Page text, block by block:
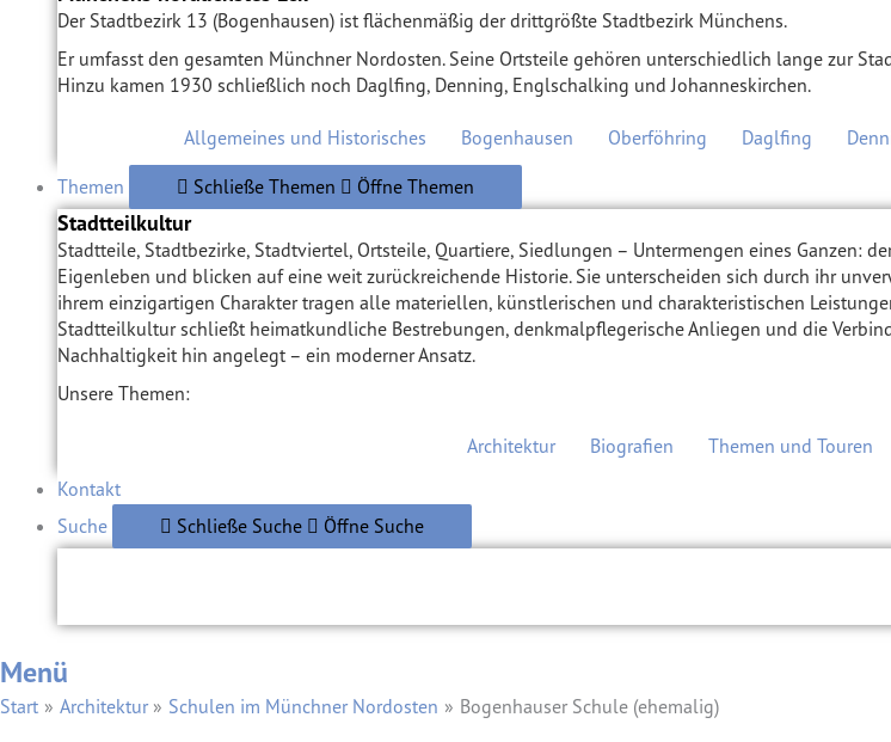
Der Stadtbezirk 13 (Bogenhausen) ist flächenmäßig der drittgrößte Stadtbezirk Münchens.
Er umfasst den gesamten Münchner Nordosten. Seine Ortsteile gehören unterschiedlich lange zur
Hinzu kamen 1930 schließlich noch Daglfing, Denning, Englschalking und Johanneskirchen.
Allgemeines und Historisches Bogenhausen Oberföhring Daglfing
Themen Schließe Themen Öffne Themen
Stadtteilkultur
Stadtteile, Stadtbezirke, Stadtviertel, Ortsteile, Quartiere, Siedlungen – Untermengen eines Ganzen:
Eigenleben und blicken auf eine weit zurückreichende Historie. Sie unterscheiden sich durch ihr
ihrem einzigartigen Charakter tragen alle materiellen, künstlerischen und charakteristischen
Stadtteilkultur schließt heimatkundliche Bestrebungen, denkmalpflegerische Anliegen und die
Nachhaltigkeit hin angelegt – ein moderner Ansatz.
Unsere Themen:
Architektur Biografien Themen und Touren
Kontakt
Suche
Schließe Suche Öffne Suche
Menü
Start Architektur Schulen im Münchner Nordosten Bogenhauser Schule (ehemalig)